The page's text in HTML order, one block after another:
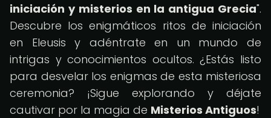
iniciación y misterios en la antigua Grecia".
Descubre los enigmáticos ritos de iniciación
en Eleusis y adéntrate en un mundo de
intrigas y conocimientos ocultos. ¿Estás listo
para desvelar los enigmas de esta misteriosa
ceremonia? ¡Sigue explorando y déjate
cautivar por la magia de Misterios Antiguos!